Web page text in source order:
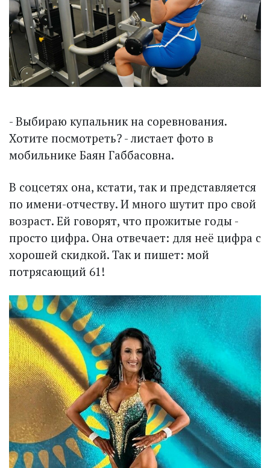
- Выбираю купальник на соревнования.
Хотите посмотреть? - листает фото в
мобильнике Баян Габбасовна.
В соцсетях она, кстати, так и представляется
по имени-отчеству. И много шутит про свой
возраст. Ей говорят, что прожитые годы -
просто цифра. Она отвечает: для неё цифра с
хорошей скидкой. Так и пишет: мой
потрясающий 61!